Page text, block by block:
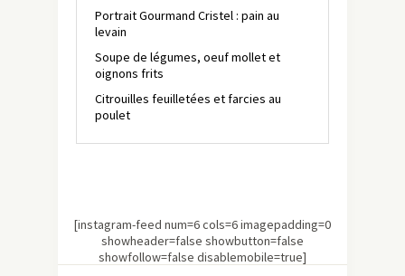
Portrait Gourmand Cristel : pain au
levain
Soupe de légumes, oeuf mollet et
oignons frits
Citrouilles feuilletées et farcies au
poulet
[instagram-feed num=6 cols=6 imagepadding=0
showheader=false showbutton=false
showfollow=false disablemobile=true]